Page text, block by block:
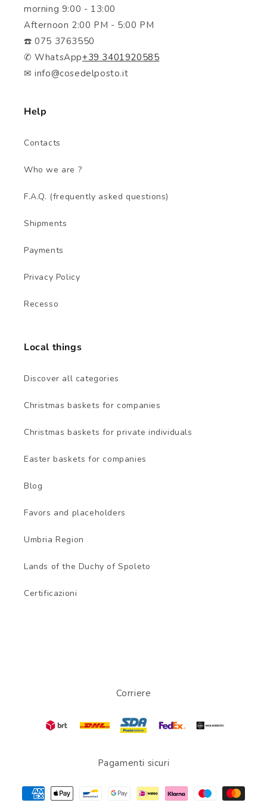
morning 9:00 - 13:00
Afternoon 2:00 PM - 5:00 PM
☎️ 075 3763550
✆ WhatsApp+39 3401920585
✉ info@cosedelposto.it
Help
Contacts
Who we are ?
F.A.Q. (frequently asked questions)
Shipments
Payments
Privacy Policy
Recesso
Local things
Discover all categories
Christmas baskets for companies
Christmas baskets for private individuals
Easter baskets for companies
Blog
Favors and placeholders
Umbria Region
Lands of the Duchy of Spoleto
Certificazioni
Corriere
Pagamenti sicuri
Payment